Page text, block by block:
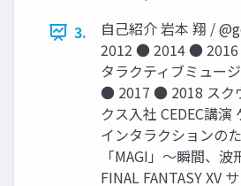
3.
自己紹介 岩本 翔 /
2012 ● 2014 ● 2016
タラクティブミュー
● 2017 ● 2018 スク
クス⼊社 CEDEC講演
インタラクションの
「MAGI」〜瞬間、
FINAL FANTASY XV